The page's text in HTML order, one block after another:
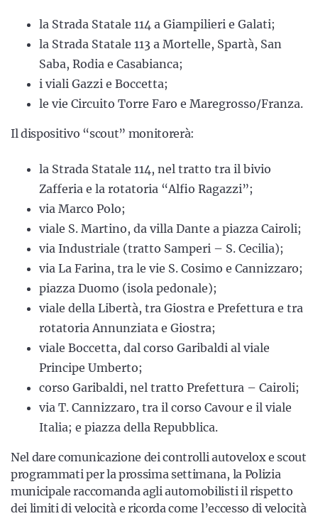
la Strada Statale 114 a Giampilieri e Galati;
la Strada Statale 113 a Mortelle, Spartà, San
Saba, Rodia e Casabianca;
i viali Gazzi e Boccetta;
le vie Circuito Torre Faro e Maregrosso/Franza.
Il dispositivo “scout” monitorerà:
la Strada Statale 114, nel tratto tra il bivio
Zafferia e la rotatoria “Alfio Ragazzi”;
via Marco Polo;
viale S. Martino, da villa Dante a piazza Cairoli;
via Industriale (tratto Samperi – S. Cecilia);
via La Farina, tra le vie S. Cosimo e Cannizzaro;
piazza Duomo (isola pedonale);
viale della Libertà, tra Giostra e Prefettura e tra
rotatoria Annunziata e Giostra;
viale Boccetta, dal corso Garibaldi al viale
Principe Umberto;
corso Garibaldi, nel tratto Prefettura – Cairoli;
via T. Cannizzaro, tra il corso Cavour e il viale
Italia; e piazza della Repubblica.
Nel dare comunicazione dei controlli autovelox e scout
programmati per la prossima settimana, la Polizia
municipale raccomanda agli automobilisti il rispetto
dei limiti di velocità e ricorda come l’eccesso di velocità